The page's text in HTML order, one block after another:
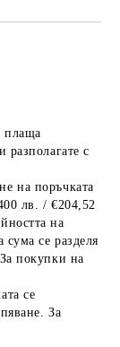
плаща
разполагате с
на поръчката
лв. / €204,52
на
сума се разделя
покупки на
се
За